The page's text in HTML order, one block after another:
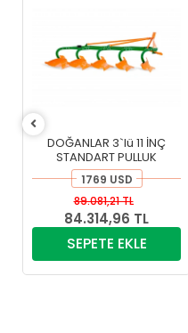
3`lü 11 İNÇ
STANDART PULLUK
1769 USD
84.314,96 TL
89.081,21 TL
SEPETE EKLE